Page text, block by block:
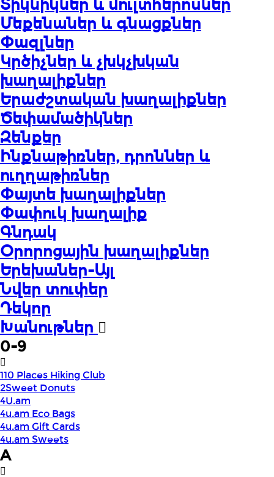
Տիկնիկներ և մուլտհերոսներ
Մեքենաներ և գնացքներ
Փազլներ
Կրծիչներ և չխկչխկան
խաղալիքներ
Երաժշտական խաղալիքներ
Ծեփամածիկներ
Զենքեր
Ինքնաթիռներ, դրոններ և
ուղղաթիռներ
Փայտե խաղալիքներ
Փափուկ խաղալիք
Գնդակ
Օրորոցային խաղալիքներ
Երեխաներ-Այլ
Նվեր տուփեր
Դեկոր
Խանութներ
0-9
110 Places Hiking Club
2Sweet Donuts
4U.am
4u.am Eco Bags
4u.am Gift Cards
4u.am Sweets
A